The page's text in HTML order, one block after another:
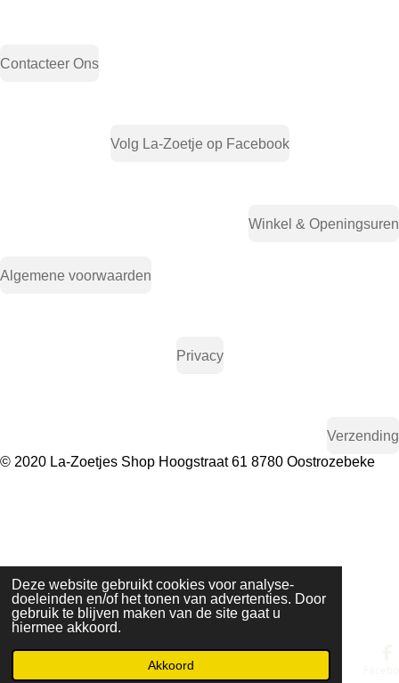
Deze website gebruikt cookies voor analyse-
doeleinden en/of het tonen van advertenties. Door
gebruik te blijven maken van de site gaat u
hiermee akkoord.
Akkoord
Contacteer Ons
Volg La-Zoetje op Facebook
Winkel & Openingsuren
Algemene voorwaarden
Privacy
Verzending
© 2020 La-Zoetjes Shop Hoogstraat 61 8780 Oostrozebeke
Telefoonnummer